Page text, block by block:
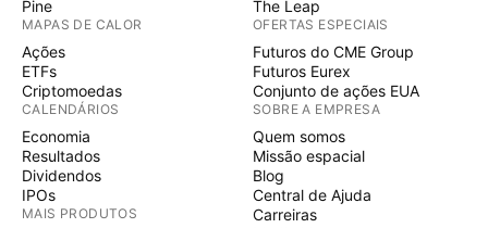
Pine
MAPAS DE CALOR
Ações
ETFs
Criptomoedas
CALENDÁRIOS
Economia
Resultados
Dividendos
IPOs
MAIS PRODUTOS
The Leap
OFERTAS ESPECIAIS
Futuros do CME Group
Futuros Eurex
Conjunto de ações EUA
SOBRE A EMPRESA
Quem somos
Missão espacial
Blog
Central de Ajuda
Carreiras